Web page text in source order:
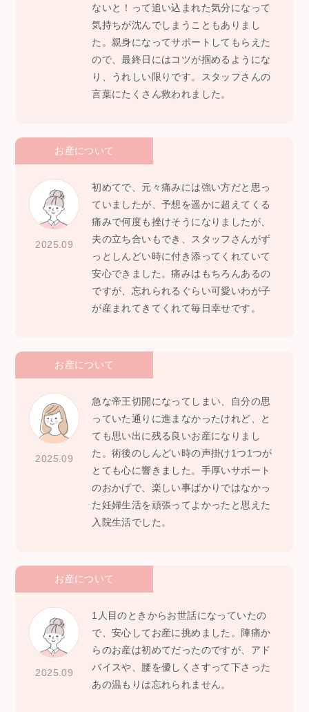
ないと！って追い込まれた気分になって
気持ちが沈んでしまうこともありまし
た。親身になってサポートしてもらえた
ので、最終日にはコツが掴めるようにな
り、うれしい限りです。スタッフさんの
言葉にたくさん救われました。
お産について
2025.09
初めてで、元々痛みには強い方だと思っ
ていましたが、予想を遥かに超えてくる
痛みで何度も挫けそうになりましたが、
夫の立ち合いもでき、スタッフさんがず
っとしんどい時に付き添ってくれていて
安心できました。痛みはもちろんあるの
ですが、忘れられるぐらい可愛いわが子
が産まれてきてくれて毎日幸せです。
お産について
2025.09
急な帝王切開になってしまい、自分の思
っていた通りに進まなかったけれど、と
ても思い出に残る良いお産になりまし
た。術後のしんどい時の声掛け1つ1つが
とても心に響きました。手厚いサポート
のおかげで、楽しい事ばかりではなかっ
た妊婦生活を頑張ってよかったと思えた
入院生活でした。
お産について
2025.09
1人目のときからお世話になっていたの
で、安心してお産に挑めました。陣痛か
らのお産は初めてだったのですが、アド
バイスや、腰を優しくさすって下さった
あの温もりは忘れられません。